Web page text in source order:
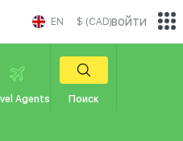
EN $ (CAD)
Agents Поиск
войти